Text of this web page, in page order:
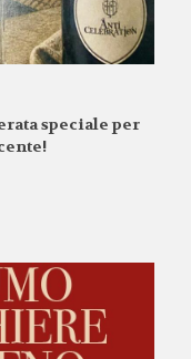
speciale per